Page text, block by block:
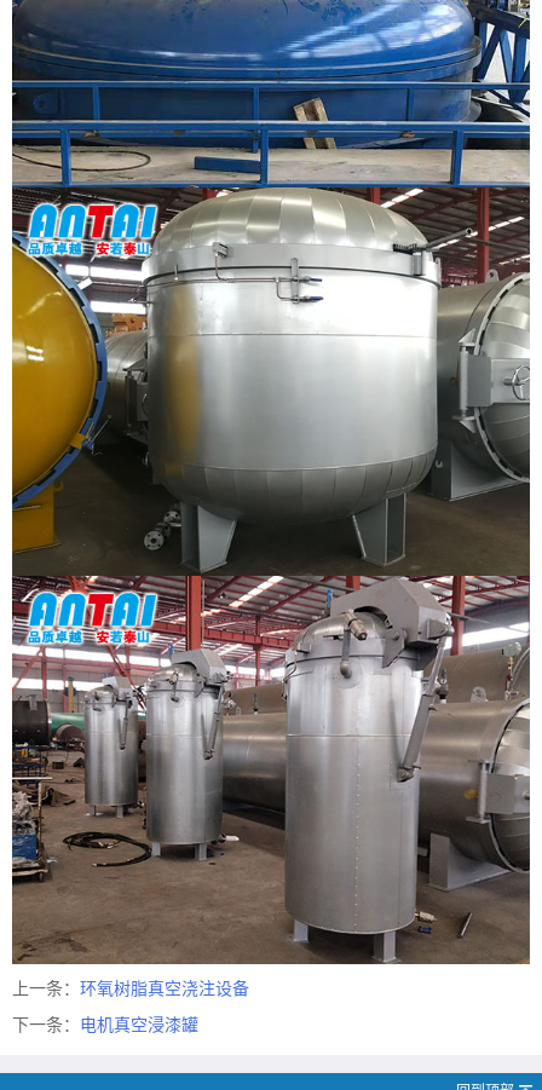
上一条： 环氧树脂真空浇注设备
下一条： 电机真空浸漆罐